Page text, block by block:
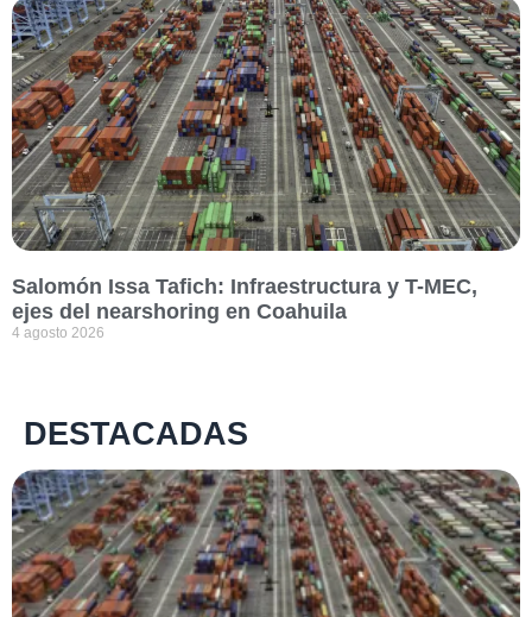
Salomón Issa Tafich: Infraestructura y T-MEC,
ejes del nearshoring en Coahuila
4 agosto 2026
DESTACADAS